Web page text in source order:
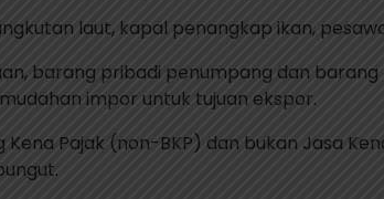
laut, kapal penangkap ikan,
barang pribadi penumpang dan
impor untuk tujuan ekspor.
Pajak (non-BKP) dan bukan Jasa